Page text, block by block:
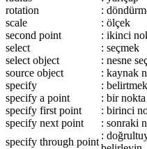
rotation
:
scale
: ölçek
second point
: ikinci
select
: seçmek
select object
: nesne
source object
: kaynak
specify
:
specify a point
: bir
specify first point
: birinci
specify next point
: sonraki
specify through point
: